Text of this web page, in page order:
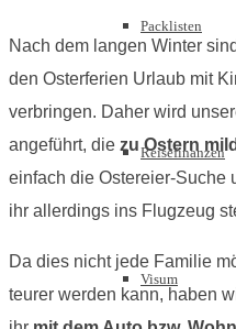
Packlisten
Reisefinanzen
Visum
Nach dem langen Winter
den Osterferien Urlaub mit
verbringen. Daher wird
angeführt, die zu Ostern
einfach die Ostereier-Suche
ihr allerdings ins Flugzeug
Da dies nicht jede Familie
teurer werden kann, haben